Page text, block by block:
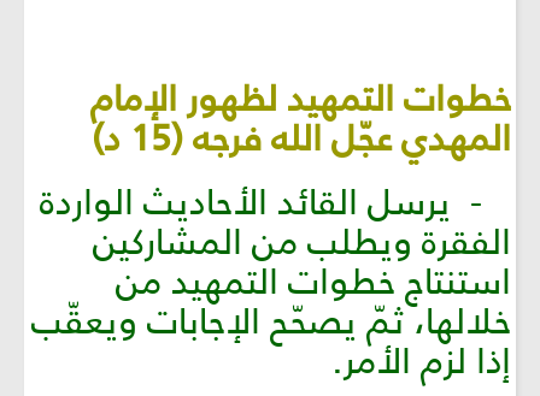
خطوات التمهيد لظهور الإمام
المهدي عجّل الله فرجه (15 د)
- يرسل القائد الأحاديث الواردة
الفقرة ويطلب من المشاركين
استنتاج خطوات التمهيد من
خلالها، ثمّ يصحّح الإجابات ويعقّب
إذا لزم الأمر.